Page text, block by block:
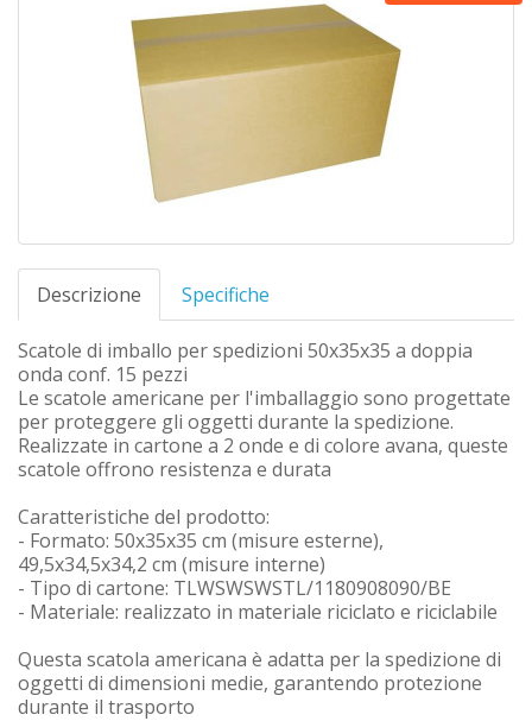
Descrizione Specifiche
Scatole di imballo per spedizioni 50x35x35 a doppia
onda conf. 15 pezzi
Le scatole americane per l'imballaggio sono progettate
per proteggere gli oggetti durante la spedizione.
Realizzate in cartone a 2 onde e di colore avana, queste
scatole offrono resistenza e durata
Caratteristiche del prodotto:
- Formato: 50x35x35 cm (misure esterne),
49,5x34,5x34,2 cm (misure interne)
- Tipo di cartone: TLWSWSWSTL/1180908090/BE
- Materiale: realizzato in materiale riciclato e riciclabile
Questa scatola americana è adatta per la spedizione di
oggetti di dimensioni medie, garantendo protezione
durante il trasporto